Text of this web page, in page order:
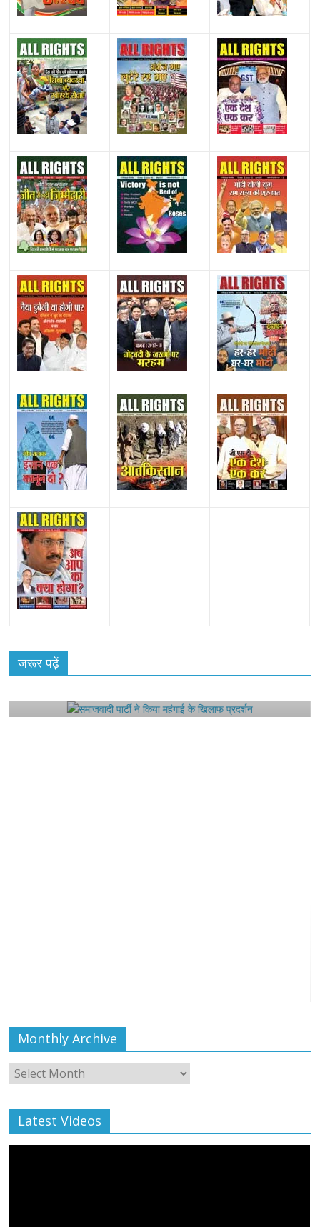
जरूर पढ़ें
राजनीतिक
समाजवादी पार्टी ने किया महंगाई के खिलाफ प्रदर्शन
Monthly Archive
Monthly
Archive
Latest Videos